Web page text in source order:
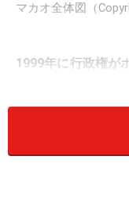
マカオ全体図（
1999年に行政権が
国二制度」が適用
人口は約64万人、